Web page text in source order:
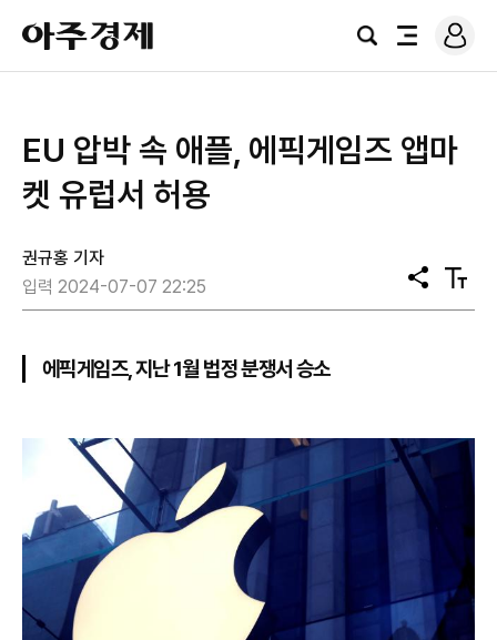
아
주
경
검
전
로
그
EU 압박 속 애플, 에픽게임즈 앱마
켓 유럽서 허용
권규홍 기자
입력 2024-07-07 22:25
공
유
텍
스
에픽게임즈, 지난 1월 법정 분쟁서 승소